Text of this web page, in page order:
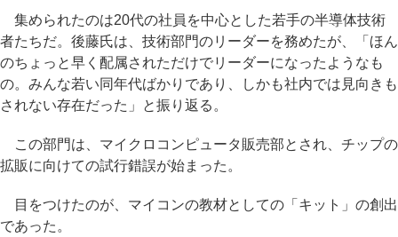
集められたのは20代の社員を中心とした若手の半導体技術
者たちだ。後藤氏は、技術部門のリーダーを務めたが、「ほん
のちょっと早く配属されただけでリーダーになったようなも
の。みんな若い同年代ばかりであり、しかも社内では見向きも
されない存在だった」と振り返る。
この部門は、マイクロコンピュータ販売部とされ、チップの
拡販に向けての試行錯誤が始まった。
目をつけたのが、マイコンの教材としての「キット」の創出
であった。